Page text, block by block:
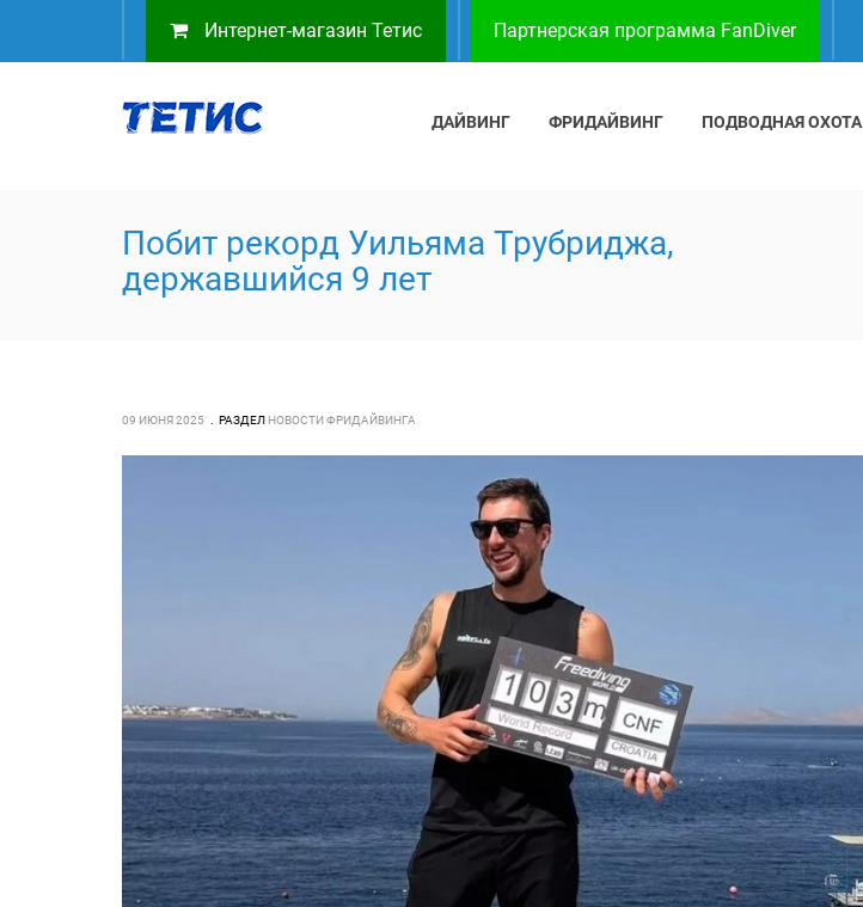
Интернет-магазин Тетис Партнерская программа FanDiver
ДАЙВИНГ ФРИДАЙВИНГ ПОДВОДНАЯ ОХОТА
Побит рекорд Уильяма Трубриджа,
державшийся 9 лет
09 ИЮНЯ 2025 РАЗДЕЛ НОВОСТИ ФРИДАЙВИНГА